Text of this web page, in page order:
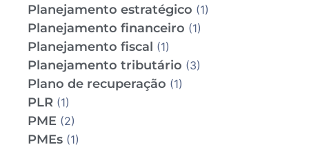
Planejamento estratégico (1)
Planejamento financeiro (1)
Planejamento fiscal (1)
Planejamento tributário (3)
Plano de recuperação (1)
PLR (1)
PME (2)
PMEs (1)